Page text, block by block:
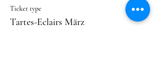
Ticket type
Tartes-Eclairs März